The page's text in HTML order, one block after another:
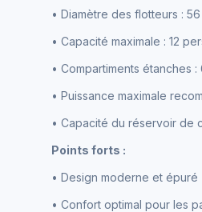
• Diamètre des flotteurs : 56
• Capacité maximale : 12
• Compartiments étanches :
• Puissance maximale
• Capacité du réservoir de
Points forts :
• Design moderne et épuré
• Confort optimal pour les